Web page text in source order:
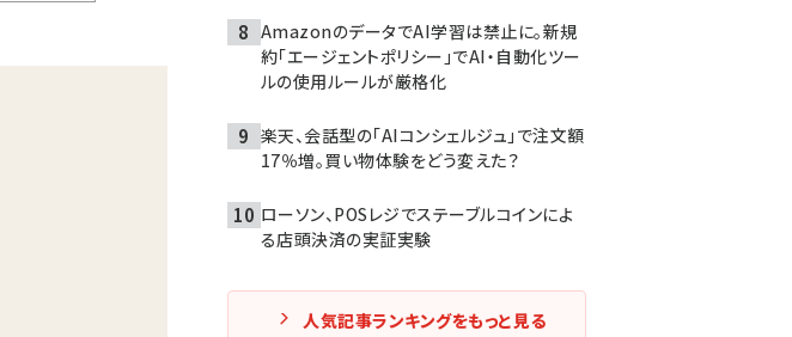
AmazonのデータでAI学習は禁止に。新規
約「エージェントポリシー」でAI・自動化ツー
ルの使用ルールが厳格化
楽天、会話型の「AIコンシェルジュ」で注文額
17％増。買い物体験をどう変えた？
ローソン、POSレジでステーブルコインによ
る店頭決済の実証実験
人気記事ランキングをもっと見る